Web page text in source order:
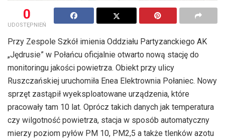
0
UDOSTĘPNIEŃ
Przy Zespole Szkół imienia Oddziału Partyzanckiego AK
„Jędrusie” w Połańcu oficjalnie otwarto nową stację do
monitoringu jakości powietrza. Obiekt przy ulicy
Ruszczańskiej uruchomiła Enea Elektrownia Połaniec. Nowy
sprzęt zastąpił wyeksploatowane urządzenia, które
pracowały tam 10 lat. Oprócz takich danych jak temperatura
czy wilgotność powietrza, stacja w sposób automatyczny
mierzy poziom pyłów PM 10, PM2,5 a także tlenków azotu